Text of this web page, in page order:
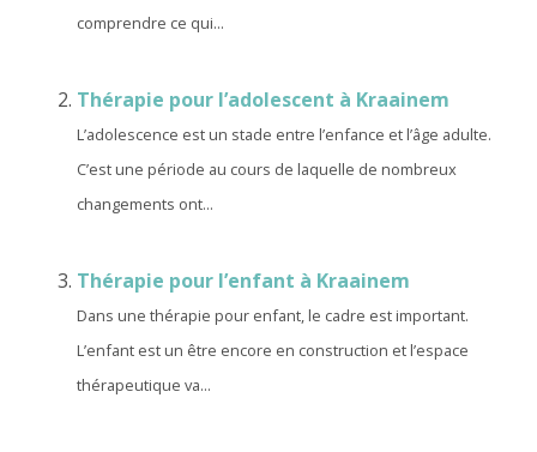
comprendre ce qui...
Thérapie pour l’adolescent à Kraainem
L’adolescence est un stade entre l’enfance et l’âge adulte.
C’est une période au cours de laquelle de nombreux
changements ont...
Thérapie pour l’enfant à Kraainem
Dans une thérapie pour enfant, le cadre est important.
L’enfant est un être encore en construction et l’espace
thérapeutique va...